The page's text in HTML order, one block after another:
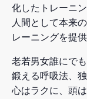
化したトレーニン
人間として本来
レーニングを提
老若男女誰にで
鍛える呼吸法、
心はラクに、頭